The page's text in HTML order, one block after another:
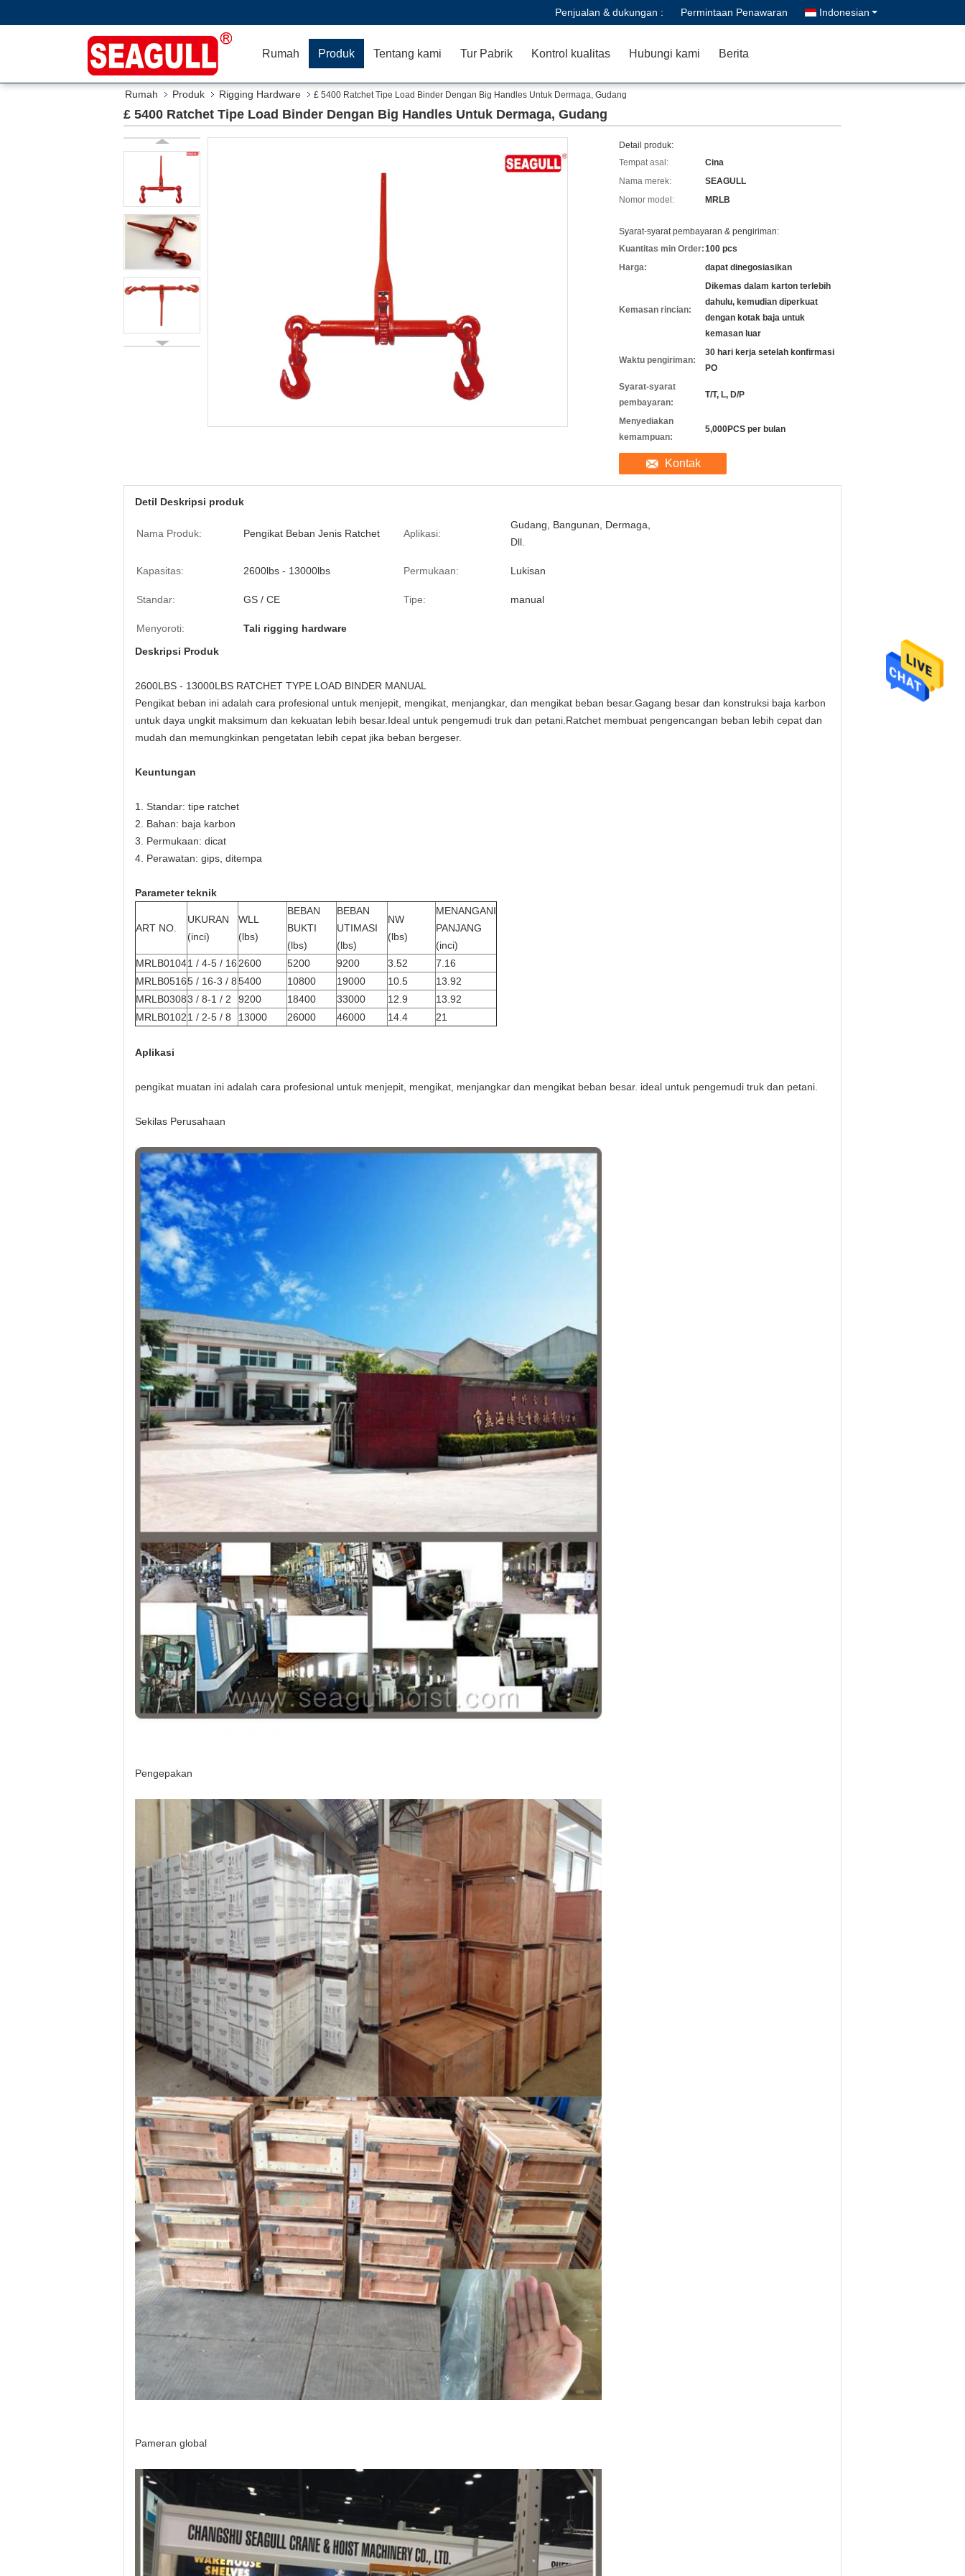
Penjualan & dukungan : Permintaan Penawaran Indonesian
Rumah Produk Tentang kami Tur Pabrik Kontrol kualitas Hubungi kami Berita
Rumah Produk Rigging Hardware £ 5400 Ratchet Tipe Load Binder Dengan Big Handles Untuk Dermaga, Gudang
£ 5400 Ratchet Tipe Load Binder Dengan Big Handles Untuk Dermaga, Gudang
Detail produk:
Tempat asal:
Cina
Nama merek:
SEAGULL
Nomor model:
MRLB
Syarat-syarat pembayaran & pengiriman:
Kuantitas min Order:100 pcs
Harga:
dapat dinegosiasikan
Kemasan rincian:
Dikemas dalam karton terlebih
dahulu, kemudian diperkuat
dengan kotak baja untuk
kemasan luar
Waktu pengiriman:
30 hari kerja setelah konfirmasi
PO
Syarat-syarat
pembayaran:
T/T, L, D/P
Menyediakan
kemampuan:
5,000PCS per bulan
Kontak
Detil Deskripsi produk
Nama Produk: Pengikat Beban Jenis Ratchet Aplikasi:
Gudang, Bangunan, Dermaga,
Dll.
Kapasitas: 2600lbs - 13000lbs Permukaan: Lukisan
Standar: GS / CE Tipe: manual
Menyoroti:
Tali rigging hardware
Deskripsi Produk
2600LBS - 13000LBS RATCHET TYPE LOAD BINDER MANUAL
Pengikat beban ini adalah cara profesional untuk menjepit, mengikat, menjangkar, dan mengikat beban besar.Gagang besar dan konstruksi baja karbon
untuk daya ungkit maksimum dan kekuatan lebih besar.Ideal untuk pengemudi truk dan petani.Ratchet membuat pengencangan beban lebih cepat dan
mudah dan memungkinkan pengetatan lebih cepat jika beban bergeser.
Keuntungan
1. Standar: tipe ratchet
2. Bahan: baja karbon
3. Permukaan: dicat
4. Perawatan: gips, ditempa
Parameter teknik
ART NO.
UKURAN
(inci)
WLL
(lbs)
BEBAN
BUKTI
(lbs)
BEBAN
UTIMASI
(lbs)
NW
(lbs)
MENANGANI
PANJANG
(inci)
MRLB01041 / 4-5 / 16 2600 5200 9200 3.52
7.16
MRLB05165 / 16-3 / 85400 10800 19000 10.5
13.92
MRLB03083 / 8-1 / 2 9200 18400 33000 12.9
13.92
MRLB01021 / 2-5 / 8 13000 26000 46000 14.4 21
Aplikasi
pengikat muatan ini adalah cara profesional untuk menjepit, mengikat, menjangkar dan mengikat beban besar. ideal untuk pengemudi truk dan petani.
Sekilas Perusahaan
Pengepakan
Pameran global